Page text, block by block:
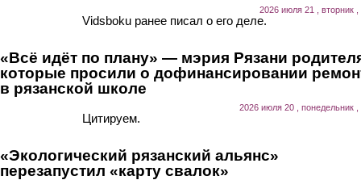
2026 июля 21 , вторник ,
Vidsboku ранее писал о его деле.
«Всё идёт по плану» — мэрия Рязани
которые просили о дофинансировании
в рязанской школе
2026 июля 20 , понедельник ,
Цитируем.
«Экологический рязанский альянс»
перезапустил «карту свалок»